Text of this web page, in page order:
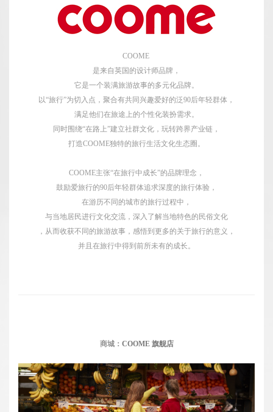
COOME
是来自英国的设计师品牌，
它是一个装满旅游故事的多元化品牌。
以“旅行”为切入点，聚合有共同兴趣爱好的泛90后年轻群体，
满足他们在旅途上的个性化装扮需求。
同时围绕“在路上”建立社群文化，玩转跨界产业链，
打造COOME独特的旅行生活文化生态圈。
COOME主张“在旅行中成长”的品牌理念，
鼓励爱旅行的90后年轻群体追求深度的旅行体验，
在游历不同的城市的旅行过程中，
与当地居民进行文化交流，深入了解当地特色的民俗文化
，从而收获不同的旅游故事，感悟到更多的关于旅行的意义，
并且在旅行中得到前所未有的成长。
商城： COOME 旗舰店